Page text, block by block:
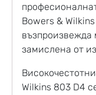
Bowers &
възпроизвежда
замислена от
Wilkins 803 D4